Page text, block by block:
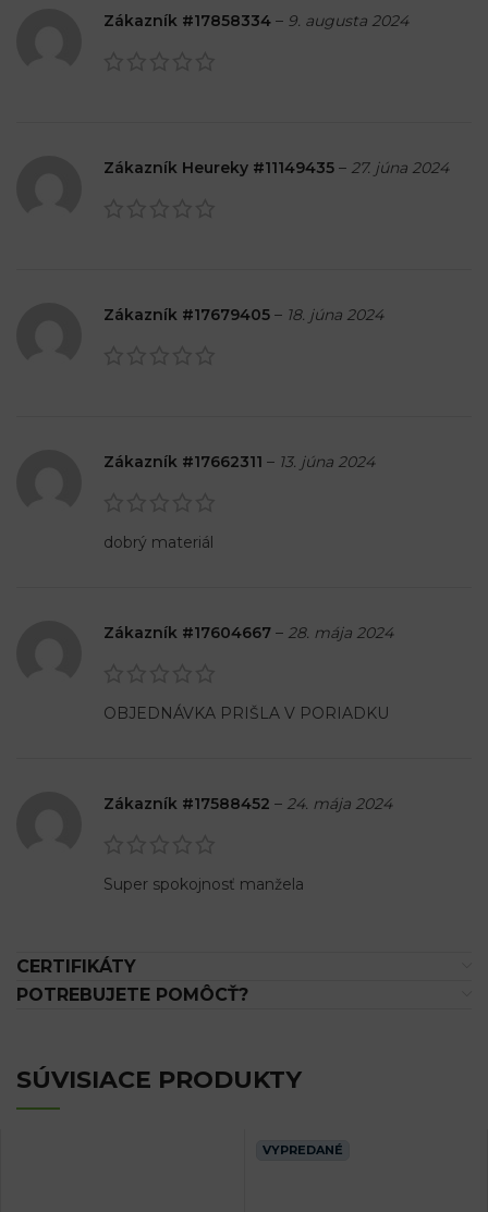
Zákazník #17858334 – 9. augusta 2024
Zákazník Heureky #11149435 – 27. júna 2024
Zákazník #17679405 – 18. júna 2024
Zákazník #17662311 – 13. júna 2024
dobrý materiál
Zákazník #17604667 – 28. mája 2024
OBJEDNÁVKA PRIŠLA V PORIADKU
Zákazník #17588452 – 24. mája 2024
Super spokojnosť manžela
CERTIFIKÁTY
POTREBUJETE POMÔCŤ?
SÚVISIACE PRODUKTY
VYPREDANÉ